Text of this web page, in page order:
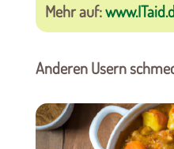
Mehr auf:
Anderen Usern